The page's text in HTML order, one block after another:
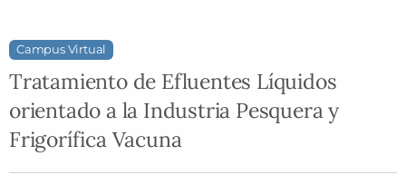
Campus Virtual
Tratamiento de Efluentes Líquidos
orientado a la Industria Pesquera y
Frigorífica Vacuna